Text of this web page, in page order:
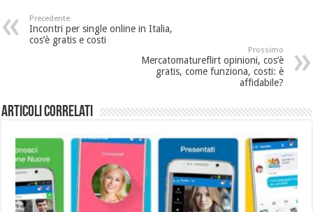
Precedente
Incontri per single online in Italia,
cos’è gratis e costi
Prossimo
Mercatomatureflirt opinioni, cos’è
gratis, come funziona, costi: è
affidabile?
Articoli Correlati